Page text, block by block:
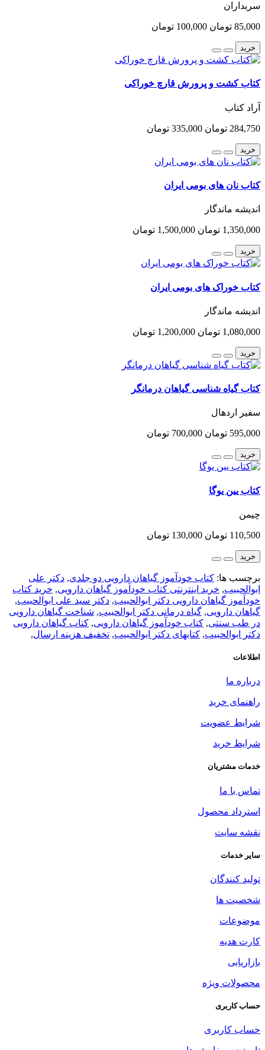
سربداران
85,000 تومان 100,000 تومان
خرید
کتاب کشت و پرورش قارچ خوراکی
آراد کتاب
284,750 تومان 335,000 تومان
خرید
کتاب نان های بومی ایران
اندیشه ماندگار
1,350,000 تومان 1,500,000 تومان
خرید
کتاب خوراک های بومی ایران
اندیشه ماندگار
1,080,000 تومان 1,200,000 تومان
خرید
کتاب گیاه شناسی گیاهان درمانگر
سفیر اردهال
595,000 تومان 700,000 تومان
خرید
کتاب یین یوگا
چیمن
110,500 تومان 130,000 تومان
خرید
برچسب ها: کتاب خودآموز گیاهان دارویی دو جلدی, دکتر علی
ابوالحبیب, خرید اینترنتی کتاب خودآموز گیاهان دارویی, خرید کتاب
خودآموز گیاهان دارویی دکتر ابوالحبیب, دکتر سید علی ابوالحبیب,
گیاهان دارویی, گیاه درمانی دکتر ابوالحبیب, شناخت گیاهان دارویی
در طب سنتی, کتاب خودآموز گیاهان دارویی, کتاب گیاهان دارویی
دکتر ابوالحبیب, کتابهای دکتر ابوالحبیب, تخفیف هزینه ارسال,
اطلاعات
درباره ما
راهنمای خرید
شرایط عضویت
شرایط خرید
خدمات مشتریان
تماس با ما
استرداد محصول
نقشه سایت
سایر خدمات
تولید کنندگان
شخصیت ها
موضوعات
کارت هدیه
بازاریابی
محصولات ویژه
حساب کاربری
حساب کاربری